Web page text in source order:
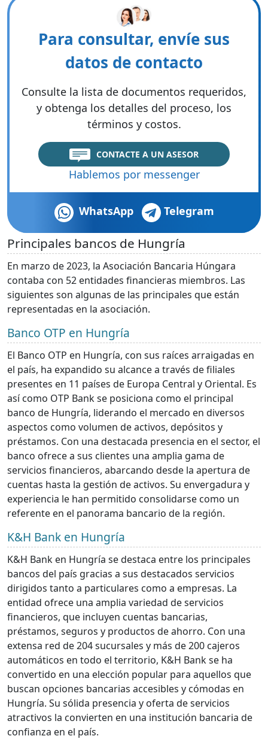
Para consultar, envíe sus
datos de contacto
Consulte la lista de documentos requeridos,
y obtenga los detalles del proceso, los
términos y costos.
CONTACTE A UN ASESOR
Hablemos por messenger
WhatsApp Telegram
Principales bancos de Hungría
En marzo de 2023, la Asociación Bancaria Húngara
contaba con 52 entidades financieras miembros. Las
siguientes son algunas de las principales que están
representadas en la asociación.
Banco OTP en Hungría
El Banco OTP en Hungría, con sus raíces arraigadas en
el país, ha expandido su alcance a través de filiales
presentes en 11 países de Europa Central y Oriental. Es
así como OTP Bank se posiciona como el principal
banco de Hungría, liderando el mercado en diversos
aspectos como volumen de activos, depósitos y
préstamos. Con una destacada presencia en el sector, el
banco ofrece a sus clientes una amplia gama de
servicios financieros, abarcando desde la apertura de
cuentas hasta la gestión de activos. Su envergadura y
experiencia le han permitido consolidarse como un
referente en el panorama bancario de la región.
K&H Bank en Hungría
K&H Bank en Hungría se destaca entre los principales
bancos del país gracias a sus destacados servicios
dirigidos tanto a particulares como a empresas. La
entidad ofrece una amplia variedad de servicios
financieros, que incluyen cuentas bancarias,
préstamos, seguros y productos de ahorro. Con una
extensa red de 204 sucursales y más de 200 cajeros
automáticos en todo el territorio, K&H Bank se ha
convertido en una elección popular para aquellos que
buscan opciones bancarias accesibles y cómodas en
Hungría. Su sólida presencia y oferta de servicios
atractivos la convierten en una institución bancaria de
confianza en el país.